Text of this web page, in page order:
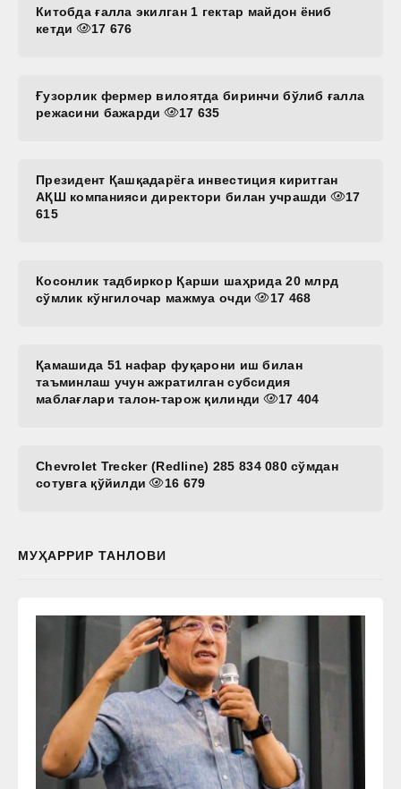
Китобда ғалла экилган 1 гектар майдон ёниб
кетди
17 676
Ғузорлик фермер вилоятда биринчи бўлиб ғалла
режасини бажарди
17 635
Президент Қашқадарёга инвестиция киритган
АҚШ компанияси директори билан учрашди
17
615
Косонлик тадбиркор Қарши шаҳрида 20 млрд
сўмлик кўнгилочар мажмуа очди
17 468
Қамашида 51 нафар фуқарони иш билан
таъминлаш учун ажратилган субсидия
маблағлари талон-тарож қилинди
17 404
Chevrolet Trecker (Redline) 285 834 080 сўмдан
сотувга қўйилди
16 679
МУҲАРРИР ТАНЛОВИ